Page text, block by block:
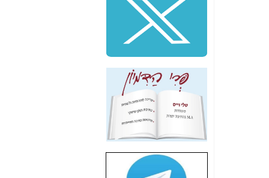
שלמה פילבר (עד
לאחרונה מנכ"ל משרד
התקשורת) - עד
מדינה? הצחקתם
אותי! -
"יש אפליה בחקירה"?
חשיפה: למה השר
משה כחלון לא נחקר
עד היום? -
כאן
הדומה לזו של "תיק
4000" אך בתחום
הסלולר -